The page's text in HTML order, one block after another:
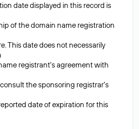
date displayed in this record is
of the domain name registration
This date does not necessarily
registrant's agreement with
the sponsoring registrar's
date of expiration for this